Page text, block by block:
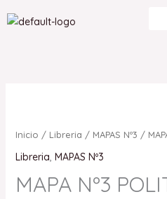
al
Inicio / Libreria / MAPAS Nº3 /
Libreria, MAPAS Nº3
MAPA Nº3